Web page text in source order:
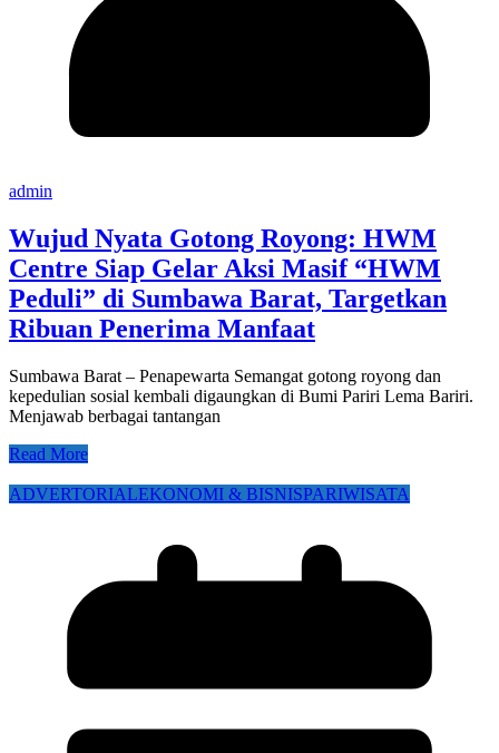
admin
Wujud Nyata Gotong Royong: HWM
Centre Siap Gelar Aksi Masif “HWM
Peduli” di Sumbawa Barat, Targetkan
Ribuan Penerima Manfaat
Sumbawa Barat – Penapewarta Semangat gotong royong dan
kepedulian sosial kembali digaungkan di Bumi Pariri Lema Bariri.
Menjawab berbagai tantangan
Read More
ADVERTORIALEKONOMI & BISNISPARIWISATA